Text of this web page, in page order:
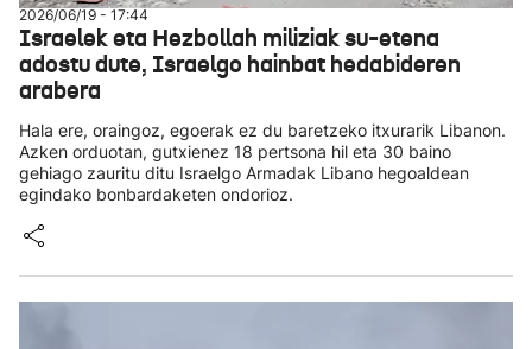
2026/06/19 - 17:44
Israelek eta Hezbollah miliziak su-etena
adostu dute, Israelgo hainbat hedabideren
arabera
Hala ere, oraingoz, egoerak ez du baretzeko itxurarik Libanon.
Azken orduotan, gutxienez 18 pertsona hil eta 30 baino
gehiago zauritu ditu Israelgo Armadak Libano hegoaldean
egindako bonbardaketen ondorioz.